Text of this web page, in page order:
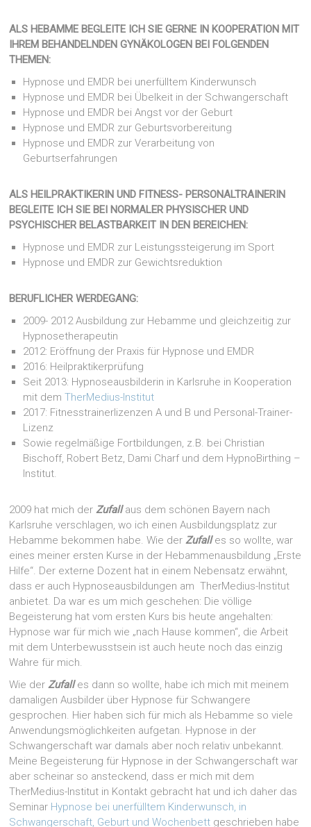
ALS HEBAMME BEGLEITE ICH SIE GERNE IN KOOPERATION MIT
IHREM BEHANDELNDEN GYNÄKOLOGEN BEI FOLGENDEN
THEMEN:
Hypnose und EMDR bei unerfülltem Kinderwunsch
Hypnose und EMDR bei Übelkeit in der Schwangerschaft
Hypnose und EMDR bei Angst vor der Geburt
Hypnose und EMDR zur Geburtsvorbereitung
Hypnose und EMDR zur Verarbeitung von
Geburtserfahrungen
ALS HEILPRAKTIKERIN UND FITNESS- PERSONALTRAINERIN
BEGLEITE ICH SIE BEI NORMALER PHYSISCHER UND
PSYCHISCHER BELASTBARKEIT IN DEN BEREICHEN:
Hypnose und EMDR zur Leistungssteigerung im Sport
Hypnose und EMDR zur Gewichtsreduktion
BERUFLICHER WERDEGANG:
2009- 2012 Ausbildung zur Hebamme und gleichzeitig zur
Hypnosetherapeutin
2012: Eröffnung der Praxis für Hypnose und EMDR
2016: Heilpraktikerprüfung
Seit 2013: Hypnoseausbilderin in Karlsruhe in Kooperation
mit demTherMedius-Institut
2017: Fitnesstrainerlizenzen A und B und Personal-Trainer-
Lizenz
Sowie regelmäßige Fortbildungen, z.B. bei Christian
Bischoff, Robert Betz, Dami Charf und dem HypnoBirthing –
Institut.
2009 hat mich der Zufall aus dem schönen Bayern nach
Karlsruhe verschlagen, wo ich einen Ausbildungsplatz zur
Hebamme bekommen habe. Wie der Zufall es so wollte, war
eines meiner ersten Kurse in der Hebammenausbildung „Erste
Hilfe“. Der externe Dozent hat in einem Nebensatz erwähnt,
dass er auch Hypnoseausbildungen am TherMedius-Institut
anbietet. Da war es um mich geschehen: Die völlige
Begeisterung hat vom ersten Kurs bis heute angehalten:
Hypnose war für mich wie „nach Hause kommen“, die Arbeit
mit dem Unterbewusstsein ist auch heute noch das einzig
Wahre für mich.
Wie der Zufall es dann so wollte, habe ich mich mit meinem
damaligen Ausbilder über Hypnose für Schwangere
gesprochen. Hier haben sich für mich als Hebamme so viele
Anwendungsmöglichkeiten aufgetan. Hypnose in der
Schwangerschaft war damals aber noch relativ unbekannt.
Meine Begeisterung für Hypnose in der Schwangerschaft war
aber scheinar so ansteckend, dass er mich mit dem
TherMedius-Institut in Kontakt gebracht hat und ich daher das
Seminar Hypnose bei unerfülltem Kinderwunsch, in
Schwangerschaft, Geburt und Wochenbett geschrieben habe